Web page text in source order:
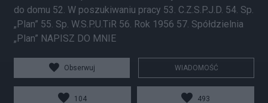
do domu 52. W poszukiwaniu pracy 53. C.Z.S.P.J.D. 54. Sp.
„Plan” 55. Sp. W.S.P.U.TiR 56. Rok 1956 57. Spółdzielnia
„Plan” NAPISZ DO MNIE
Obserwuj WIADOMOŚĆ
104
493